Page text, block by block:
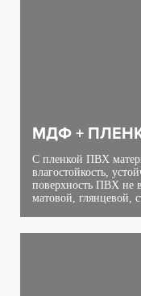
МДФ +
С пленкой ПВХ
влагостойкость,
поверхность ПВХ не
матовой, глянцевой,